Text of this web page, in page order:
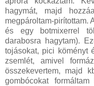
hagymát, majd
megpároltam-pirítottam.
és egy botmixerrel
darabosra hagytam).
tojásokat, pici köményt
zsemlét, amivel
összekevertem, majd
gombócokat